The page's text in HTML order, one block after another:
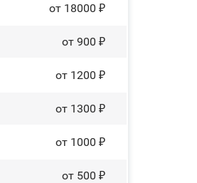
от 18000 ₽
от 900 ₽
от 1200 ₽
от 1300 ₽
от 1000 ₽
от 500 ₽